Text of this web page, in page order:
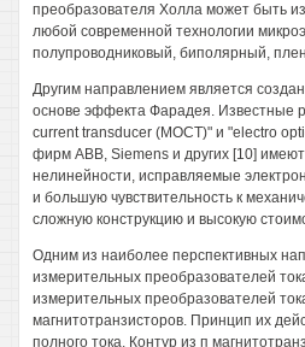
преобразователя Холла может быть
любой современной технологии
полупроводниковый, биполярный,
Другим направлением является
основе эффекта Фарадея. Известные
current transducer (МОСТ)" и "electro
фирм ABB, Siemens и других [10]
нелинейности, исправляемые
и большую чувствительность к
сложную конструкцию и высокую
Одним из наиболее перспективных
измерительных преобразователей
измерительных преобразователей
магнитотранзисторов. Принцип их
полного тока. Контур из п